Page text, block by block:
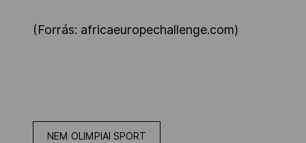
(Forrás: africaeuropechallenge.com)
NEM OLIMPIAI SPORT